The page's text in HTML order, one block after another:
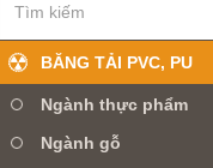
BĂNG TẢI PVC, PU
Ngành thực phẩm
Ngành gỗ